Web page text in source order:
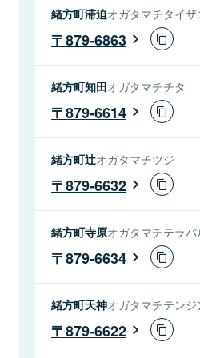
緒方町滞迫オガタマチタイザ
879-6863
緒方町知田オガタマチチタ
879-6614
緒方町辻オガタマチツジ
879-6632
緒方町寺原オガタマチテラバ
879-6634
緒方町天神オガタマチテンジ
879-6622